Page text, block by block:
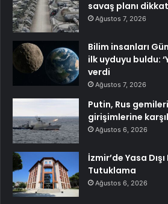
savaş planı
Ağustos 7, 2026
Bilim insanları
ilk uyduyu buldu:
verdi
Ağustos 7, 2026
Putin, Rus
girişimlerine
Ağustos 6, 2026
İzmir’de Yasa
Tutuklama
Ağustos 6, 2026